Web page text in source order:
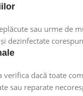
sau urme de
dezinfectate
dacă toate
sau reparate